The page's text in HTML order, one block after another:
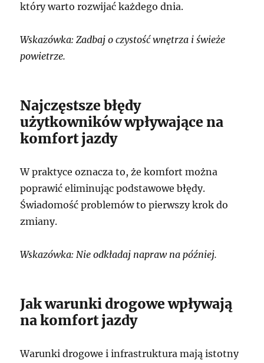
który warto rozwijać każdego dnia.
Wskazówka: Zadbaj o czystość wnętrza i świeże
powietrze.
Najczęstsze błędy
użytkowników wpływające na
komfort jazdy
W praktyce oznacza to, że komfort można
poprawić eliminując podstawowe błędy.
Świadomość problemów to pierwszy krok do
zmiany.
Wskazówka: Nie odkładaj napraw na później.
Jak warunki drogowe wpływają
na komfort jazdy
Warunki drogowe i infrastruktura mają istotny